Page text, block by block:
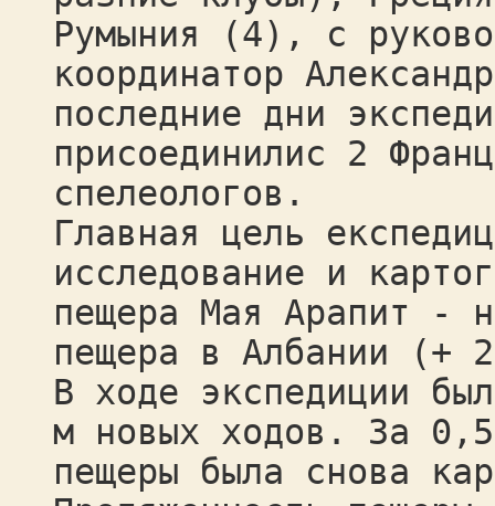
Румыния (4), с
координатор
последние дни
присоединилис 2
спелеологов.
Главная цель
исследование и
пещера Maя Aрапит -
пещера в Албании (+
В ходе экспедиции
м новых ходов. За
пещеры была снова